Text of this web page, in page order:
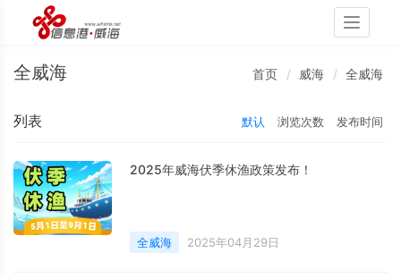
Toggle
全威海 首页 威海 全威海
列表 默认 浏览次数 发布时间
2025年威海伏季休渔政策发布！
全威海 2025年04月29日